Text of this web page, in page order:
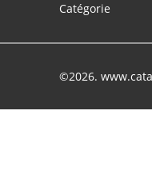
Catégorie
©2026.